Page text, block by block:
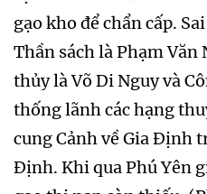
gạo kho để chẩn cấp.
Thần sách là Phạm
thủy là Võ Di Nguy và
thống lãnh các hạng
cung Cảnh về Gia Định
Định. Khi qua Phú Yên